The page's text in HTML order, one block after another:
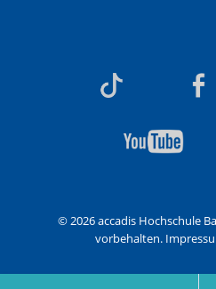
© 2026 accadis Hochschule
vorbehalten.